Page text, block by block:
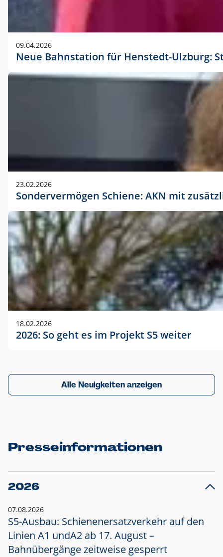
09.04.2026
Neue Bahnstation für Henstedt-Ulzburg:
23.02.2026
Sondervermögen Schiene: AKN mit
18.02.2026
2026: So geht es im Projekt S5 weiter
Alle Neuigkeiten anzeigen
Presseinformationen
2026
07.08.2026
S5-Ausbau: Schienenersatzverkehr auf den
Linien A1 undA2 ab 17. August –
Bahnübergänge zeitweise gesperrt